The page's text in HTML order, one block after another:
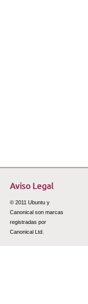
Aviso Legal
© 2011 Ubuntu y
Canonical son marcas
registradas por
Canonical Ltd.